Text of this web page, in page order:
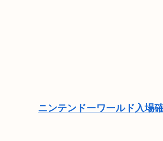
ニンテンドーワールド入場